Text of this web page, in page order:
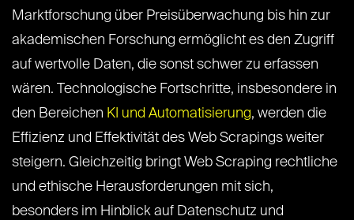
Marktforschung über Preisüberwachung bis hin zur
akademischen Forschung ermöglicht es den Zugriff
auf wertvolle Daten, die sonst schwer zu erfassen
wären. Technologische Fortschritte, insbesondere in
den Bereichen KI und Automatisierung, werden die
Effizienz und Effektivität des Web Scrapings weiter
steigern. Gleichzeitig bringt Web Scraping rechtliche
und ethische Herausforderungen mit sich,
besonders im Hinblick auf Datenschutz und